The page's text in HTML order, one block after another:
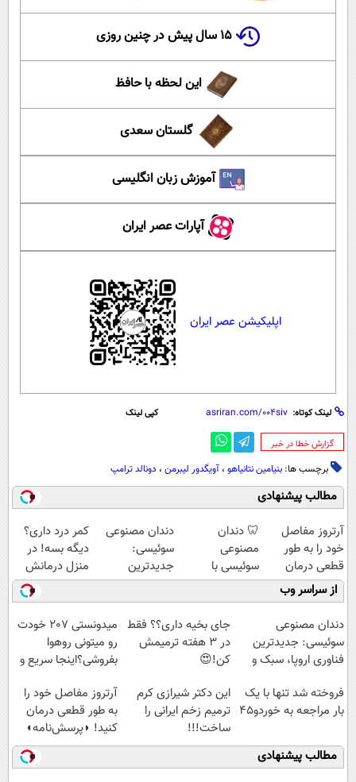
۱۵ سال پیش در چنین روزی
این لحظه با حافظ
گلستان سعدی
آموزش زبان انگلیسی
آپارات عصر ایران
اپلیکیشن عصر ایران
لینک کوتاه: کپی لینک
‌گزارش خطا در خبر
برچسب ها: بنیامین نتانیاهو ، آویگدور لیبرمن ، دونالد ترامپ
مطالب پیشنهادی
آرتروز مفاصل
خود را به طور
قطعی درمان
کنید!
◗پرسش‌نامه◖
🦷 دندان
مصنوعی
سوئیسی با
تکنولوژی
دیجیتال |
پرداخت در 4
قسط |📍 تهران
دندان مصنوعی
سوئیسی:
جدیدترین
فناوری اروپا،
سبک و مقاوم |
پرداخت قسطی
کمر درد داری؟
دیگه بسه! در
منزل درمانش
کن
(◀پرسش‌نامه)
از سراسر وب
دندان مصنوعی
سوئیسی: جدیدترین
فناوری اروپا، سبک و
قسطی
جای بخیه داری؟؟ فقط
در 3 هفته ترمیمش
کن!😍
میدونستی 207 خودت
رو میتونی روهوا
بفروشی؟اینجا سریع و
فروخته شد تنها با یک
بار مراجعه به خوردو45
این دکتر شیرازی کرم
ترمیم زخم ایرانی را
ساخت!!!
آرتروز مفاصل خود را
به طور قطعی درمان
کنید! ◗پرسش‌نامه◖
مطالب پیشنهادی